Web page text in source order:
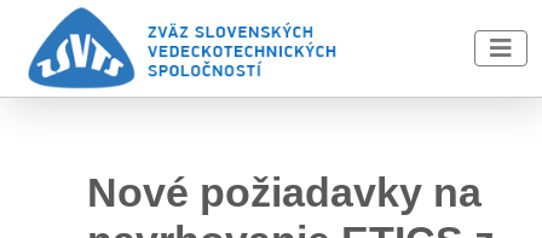
Skip to main content
Nové požiadavky na